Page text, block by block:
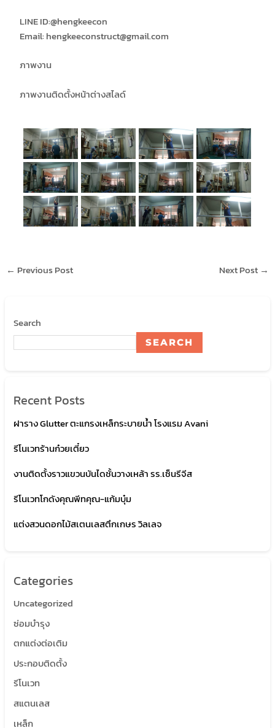
LINE ID:@hengkeecon
Email: hengkeeconstruct@gmail.com
ภาพงาน
ภาพงานติดตั้งหน้าต่างสไลด์
← Previous Post Next Post →
Search
SEARCH
Recent Posts
ฝาราง Glutter ตะแกรงเหล็กระบายน้ำ โรงแรม Avani
รีโนเวทร้านก๋วยเตี๋ยว
งานติดตั้งราวแขวนบันไดชั้นวางเหล้า รร.เซ็นรีจีส
รีโนเวทโกดังคุณพีทคุณ-แก้มบุ๋ม
แต่งสวนดอกไม้สเตนเลสตึกเกษร วิลเลจ
Categories
Uncategorized
ซ่อมบำรุง
ตกแต่งต่อเติม
ประกอบติดตั้ง
รีโนเวท
สแตนเลส
เหล็ก